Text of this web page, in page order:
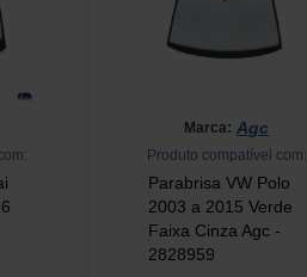
Marca: Agc
Produto compatível com:
Parabrisa VW Polo
2003 a 2015 Verde
Faixa Cinza Agc -
2828959